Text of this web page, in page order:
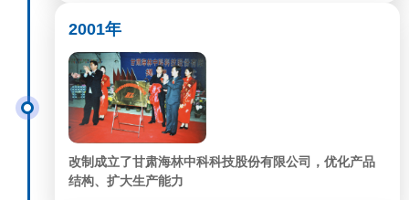
2001年
改制成立了甘肃海林中科科技股份有限公司，优化产品
结构、扩大生产能力